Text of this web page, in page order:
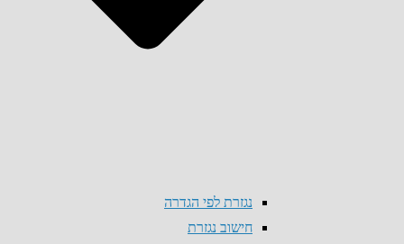
נגזרת לפי הגדרה
חישוב נגזרת